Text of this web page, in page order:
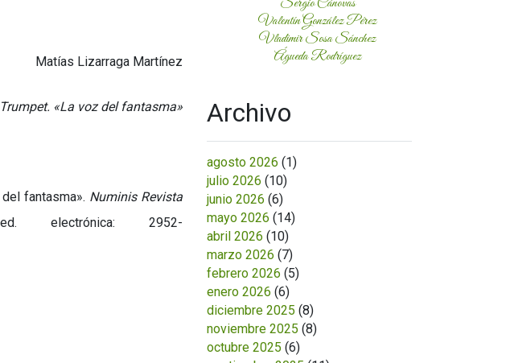
Matías Lizarraga Martínez
Trumpet. «La voz del fantasma»
fantasma». Numinis Revista
electrónica: 2952-
Valentín González Pérez
Vladimir Sosa Sánchez
Águeda Rodríguez
Archivo
agosto 2026 (1)
julio 2026 (10)
junio 2026 (6)
mayo 2026 (14)
abril 2026 (10)
marzo 2026 (7)
febrero 2026 (5)
enero 2026 (6)
diciembre 2025 (8)
noviembre 2025 (8)
octubre 2025 (6)